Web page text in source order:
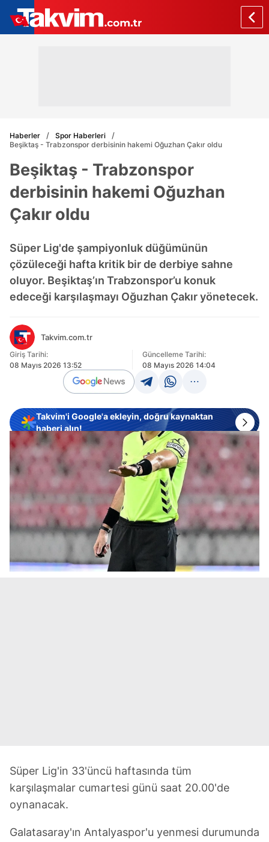
Haberler
Spor Haberleri
Beşiktaş - Trabzonspor derbisinin hakemi Oğuzhan Çakır oldu
Beşiktaş - Trabzonspor
derbisinin hakemi Oğuzhan
Çakır oldu
Süper Lig'de şampiyonluk düğümünün
çözüleceği hafta kritik bir de derbiye sahne
oluyor. Beşiktaş’ın Trabzonspor’u konuk
edeceği karşılaşmayı Oğuzhan Çakır yönetecek.
Takvim.com.tr
Giriş Tarihi:
08 Mayıs 2026 13:52
Güncelleme Tarihi:
08 Mayıs 2026 14:04
Takvim'i Google'a ekleyin, doğru kaynaktan
haberi alın!
Süper Lig'in 33'üncü haftasında tüm
karşılaşmalar cumartesi günü saat 20.00'de
oynanacak.
Galatasaray'ın Antalyaspor'u yenmesi durumunda